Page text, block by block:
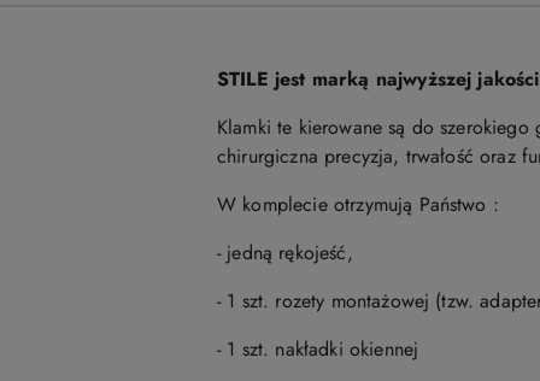
STILE jest marką najwyższej
Klamki te kierowane są do
chirurgiczna precyzja, trwałość oraz
W komplecie otrzymują Państwo :
- jedną rękojeść,
- 1 szt. rozety montażowej (tzw.
- 1 szt. nakładki okiennej